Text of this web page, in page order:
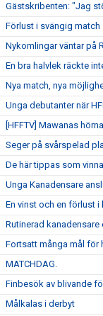
Gästskribenten: "Jag
Förlust i svängig match
Nykomlingar väntar på
En bra halvlek räckte
Nya match, nya
Unga debutanter när
[HFFTV] Mawanas hörna
Seger på svårspelad
De här tippas som
Unga Kanadensare
En vinst och en förlust i
Rutinerad
Fortsatt många mål för
MATCHDAG.
Finbesök av blivande
Målkalas i derbyt